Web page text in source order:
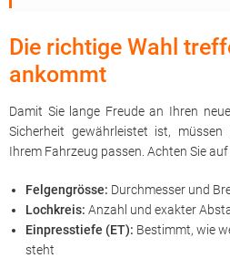
Die richtige Wahl
ankommt
Damit Sie lange Freude an Ihren
Sicherheit gewährleistet ist,
Ihrem Fahrzeug passen. Achten Sie
Felgengrösse: Durchmesser und
Lochkreis: Anzahl und exakter
Einpresstiefe (ET): Bestimmt, wie
steht